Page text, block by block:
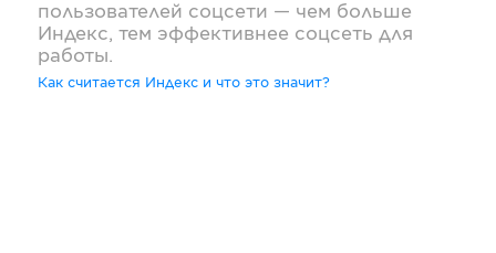
пользователей соцсети — чем больше
Индекс, тем эффективнее соцсеть для
работы.
Как считается Индекс и что это значит?